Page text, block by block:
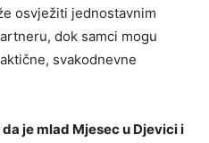
osvježiti jednostavnim
dok samci mogu
svakodnevne
je mlad Mjesec u Djevici i